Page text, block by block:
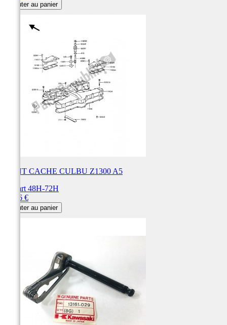
Ajouter au panier
JOINT CACHE CULBU Z1300 A5
Départ 48H-72H
95,46 €
Ajouter au panier